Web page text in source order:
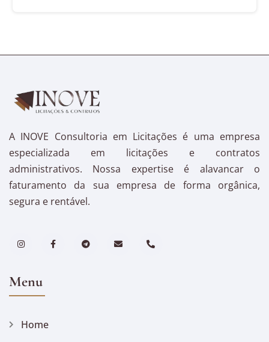
A INOVE Consultoria em Licitações é uma empresa
especializada em licitações e contratos
administrativos. Nossa expertise é alavancar o
faturamento da sua empresa de forma orgânica,
segura e rentável.
Menu
Home